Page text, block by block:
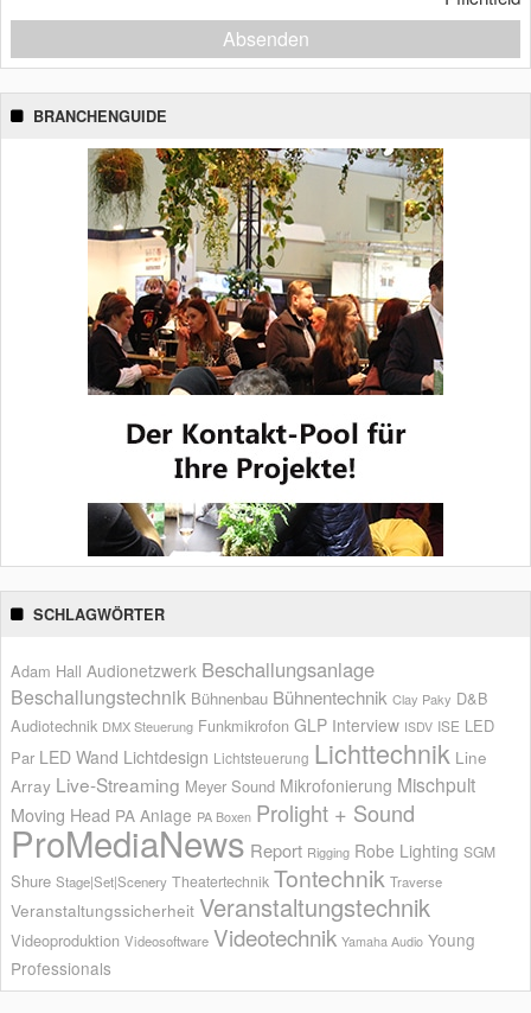
Absenden
BRANCHENGUIDE
SCHLAGWÖRTER
Adam Hall Audionetzwerk Beschallungsanlage
Beschallungstechnik Bühnenbau Bühnentechnik Clay Paky D&B
Audiotechnik DMX Steuerung Funkmikrofon GLP Interview ISDV ISE LED
Par LED Wand Lichtdesign Lichtsteuerung Lichttechnik Line
Array Live-Streaming Meyer Sound Mikrofonierung Mischpult
Moving Head PA Anlage PA Boxen Prolight + Sound
ProMediaNews Report Rigging Robe Lighting SGM
Shure Stage|Set|Scenery Theatertechnik Tontechnik Traverse
Veranstaltungssicherheit Veranstaltungstechnik
Videoproduktion Videosoftware Videotechnik Yamaha Audio Young
Professionals